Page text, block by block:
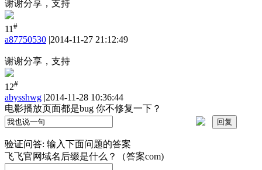
谢谢分享，支持
11 #
a87750530 |2014-11-27 21:12:49
谢谢分享，支持
12#
abysshwg |2014-11-28 10:36:44
电影播放页面都是bug 你不修复一下？
验证问答: 输入下面问题的答案
飞飞官网域名后缀是什么？（答案com)